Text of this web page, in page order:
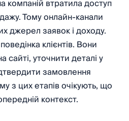
компаній втратила доступ
Тому онлайн-канали
джерел заявок і доходу.
клієнтів. Вони
уточнити деталі у
замовлення
з цих етапів очікують, що
контекст.